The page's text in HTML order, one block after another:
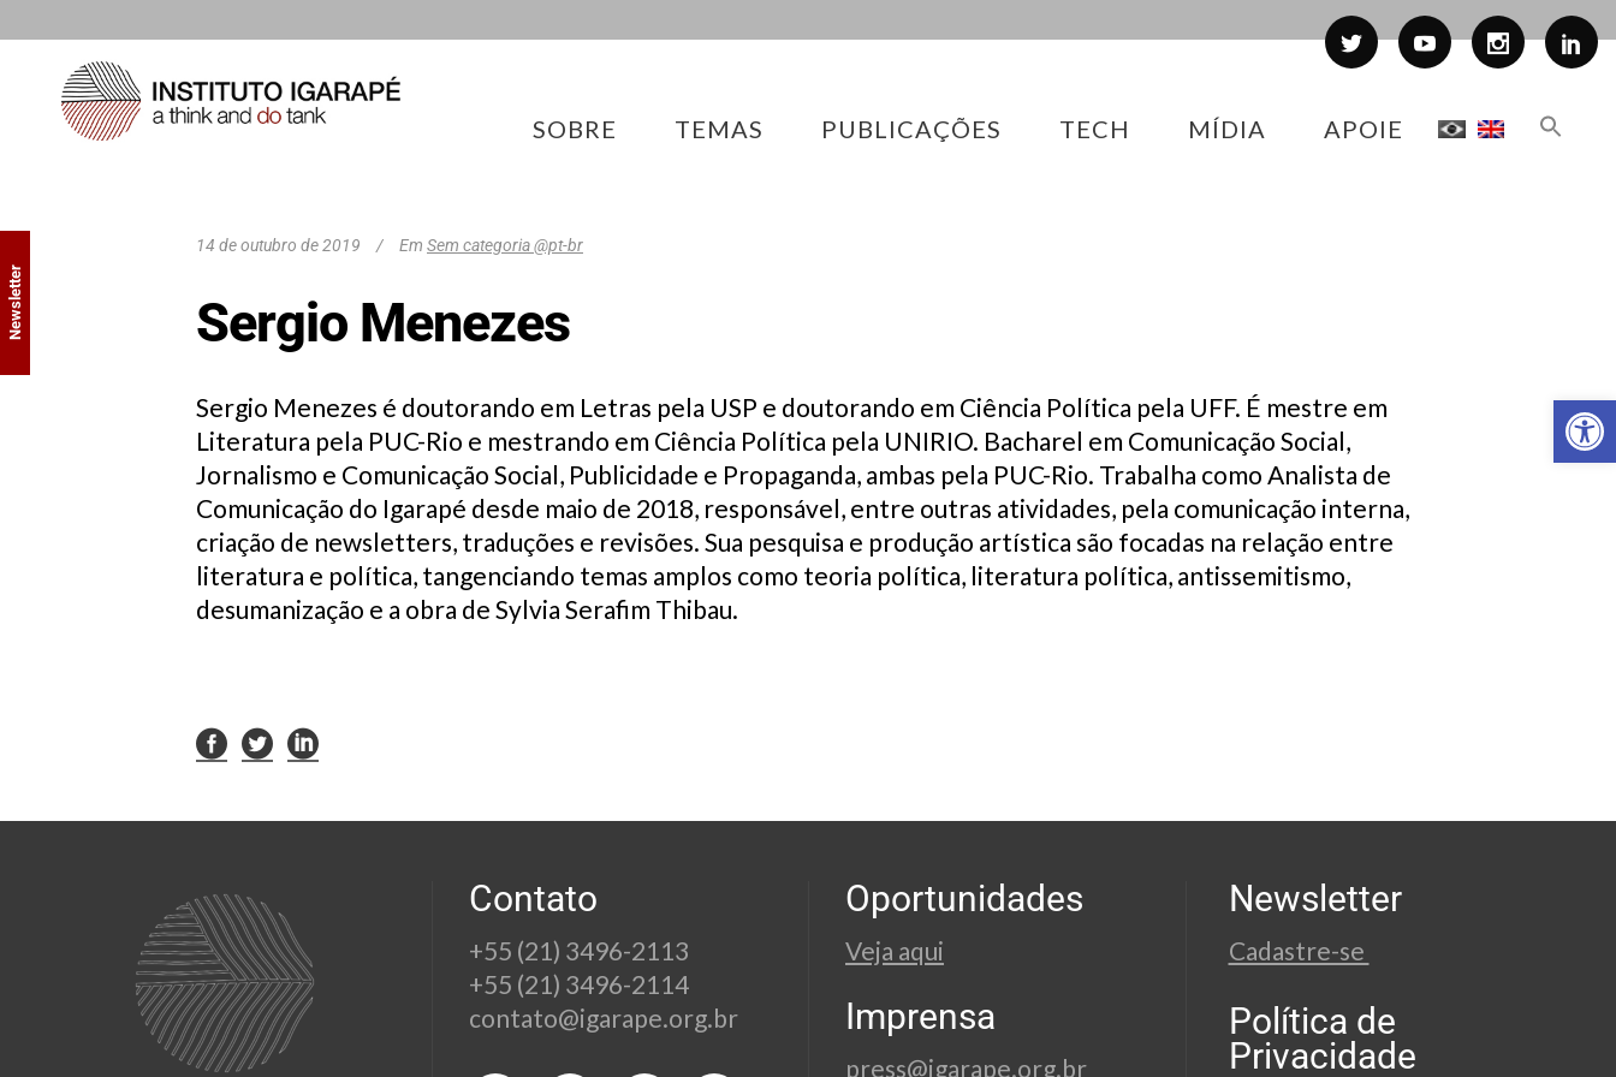
SOBRE TEMAS PUBLICAÇÕES TECH MÍDIA APOIE
14 de outubro de 2019 Em Sem categoria @pt-br
Sergio Menezes
Sergio Menezes é doutorando em Letras pela USP e doutorando em Ciência Política pela UFF. É mestre em
Literatura pela PUC-Rio e mestrando em Ciência Política pela UNIRIO. Bacharel em Comunicação Social,
Jornalismo e Comunicação Social, Publicidade e Propaganda, ambas pela PUC-Rio. Trabalha como Analista de
Comunicação do Igarapé desde maio de 2018, responsável, entre outras atividades, pela comunicação interna,
criação de newsletters, traduções e revisões. Sua pesquisa e produção artística são focadas na relação entre
literatura e política, tangenciando temas amplos como teoria política, literatura política, antissemitismo,
desumanização e a obra de Sylvia Serafim Thibau.
Contato
+55 (21) 3496-2113
+55 (21) 3496-2114
contato@igarape.org.br
Oportunidades
Veja aqui
Imprensa
press@igarape.org.br
Newsletter
Cadastre-se
Política de
Privacidade
Newsletter